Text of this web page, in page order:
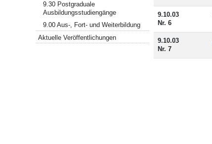
9.10.03
Nr. 6
9.10.03
Nr. 7
9.30 Postgraduale
Ausbildungsstudiengänge
9.00 Aus-, Fort- und Weiterbildung
Aktuelle Veröffentlichungen